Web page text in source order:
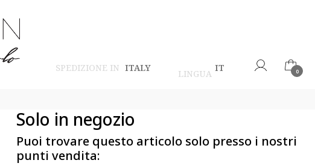
SPEDIZIONE IN ITALY
LINGUA
IT 0
Solo in negozio
Puoi trovare questo articolo solo presso i nostri
punti vendita: